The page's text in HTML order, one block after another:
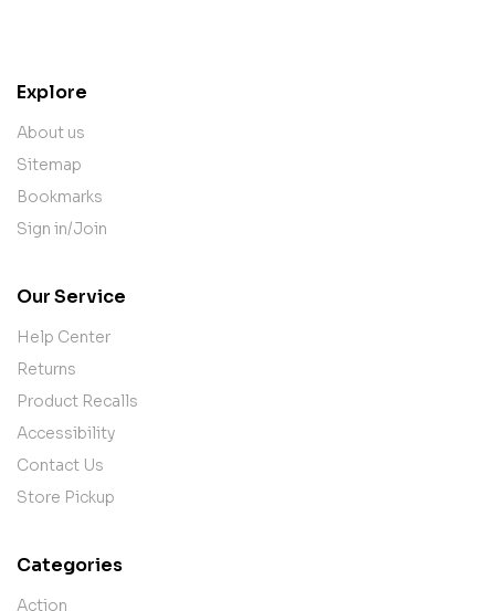
Explore
About us
Sitemap
Bookmarks
Sign in/Join
Our Service
Help Center
Returns
Product Recalls
Accessibility
Contact Us
Store Pickup
Categories
Action